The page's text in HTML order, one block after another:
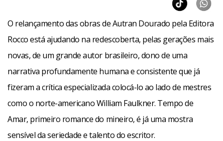
O relançamento das obras de Autran Dourado pela Editora
Rocco está ajudando na redescoberta, pelas gerações mais
novas, de um grande autor brasileiro, dono de uma
narrativa profundamente humana e consistente que já
fizeram a crítica especializada colocá-lo ao lado de mestres
como o norte-americano William Faulkner. Tempo de
Amar, primeiro romance do mineiro, é já uma mostra
sensível da seriedade e talento do escritor.